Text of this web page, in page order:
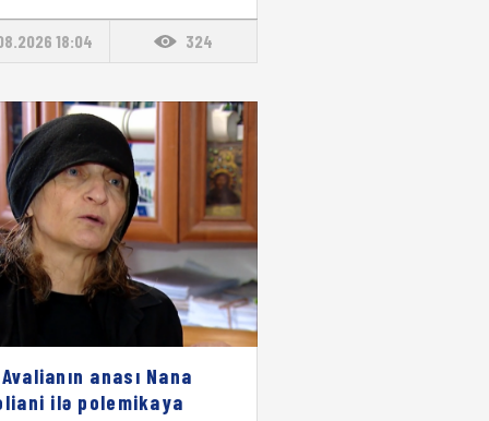
18:04 324
anası Nana
ilə polemikaya